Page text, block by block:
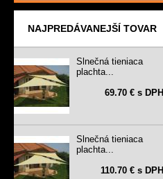
NAJPREDÁVANEJŠÍ TOVAR
Slnečná tieniaca
plachta...
69.70 € s DPH
Slnečná tieniaca
plachta...
110.70 € s DPH